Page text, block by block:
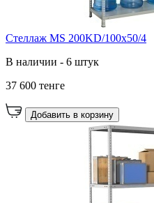
Стеллаж MS 200KD/100x50/4
В наличии - 6 штук
37 600 тенге
Добавить в корзину